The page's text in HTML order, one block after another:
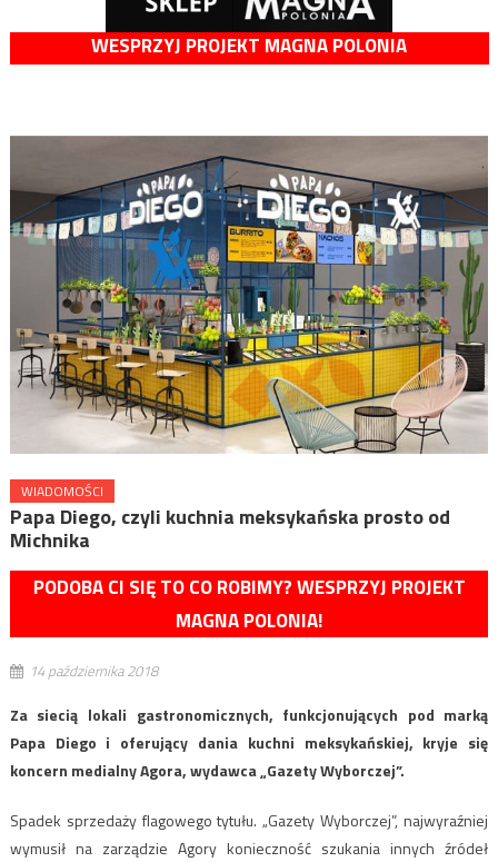
WESPRZYJ PROJEKT MAGNA POLONIA
WIADOMOŚCI
Papa Diego, czyli kuchnia meksykańska prosto od
Michnika
PODOBA CI SIĘ TO CO ROBIMY? WESPRZYJ PROJEKT
MAGNA POLONIA!
14 października 2018
Za siecią lokali gastronomicznych, funkcjonujących pod marką
Papa Diego i oferujący dania kuchni meksykańskiej, kryje się
koncern medialny Agora, wydawca „Gazety Wyborczej”.
Spadek sprzedaży flagowego tytułu. „Gazety Wyborczej”, najwyraźniej
wymusił na zarządzie Agory konieczność szukania innych źródeł